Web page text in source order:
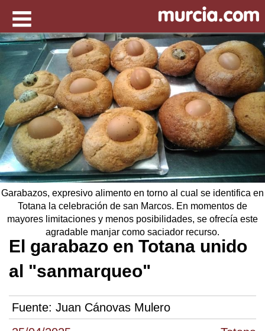
El garabazo en Totana unido
al "sanmarqueo"
Fuente: Juan Cánovas Mulero
Garabazos, expresivo alimento en torno al cual se identifica en
Totana la celebración de san Marcos. En momentos de
mayores limitaciones y menos posibilidades, se ofrecía este
agradable manjar como saciador recurso.